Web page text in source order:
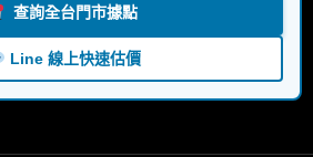
查詢全台門市據點
Line 線上快速估價